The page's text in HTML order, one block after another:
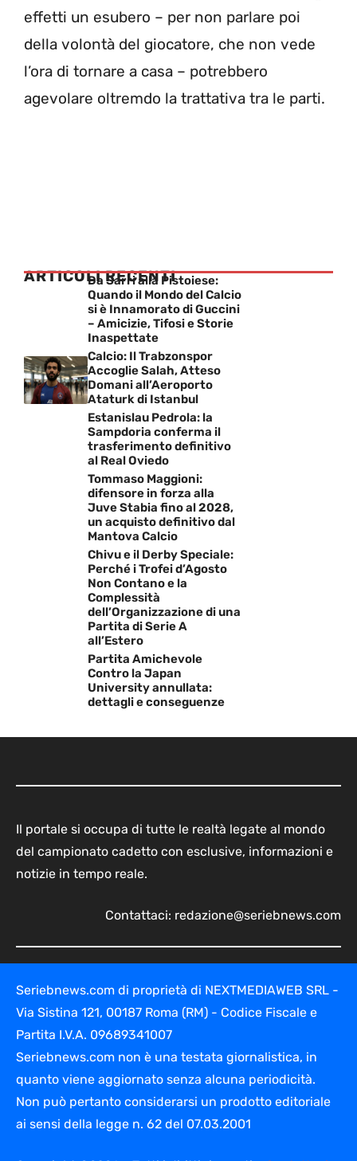
effetti un esubero – per non parlare poi
della volontà del giocatore, che non vede
l’ora di tornare a casa – potrebbero
agevolare oltremdo la trattativa tra le parti.
ARTICOLI RECENTI
Da Sarri alla Pistoiese:
Quando il Mondo del Calcio
si è Innamorato di Guccini
– Amicizie, Tifosi e Storie
Inaspettate
Calcio: Il Trabzonspor
Accoglie Salah, Atteso
Domani all’Aeroporto
Ataturk di Istanbul
Estanislau Pedrola: la
Sampdoria conferma il
trasferimento definitivo
al Real Oviedo
Tommaso Maggioni:
difensore in forza alla
Juve Stabia fino al 2028,
un acquisto definitivo dal
Mantova Calcio
Chivu e il Derby Speciale:
Perché i Trofei d’Agosto
Non Contano e la
Complessità
dell’Organizzazione di una
Partita di Serie A
all’Estero
Partita Amichevole
Contro la Japan
University annullata:
dettagli e conseguenze
Il portale si occupa di tutte le realtà legate al mondo
del campionato cadetto con esclusive, informazioni e
notizie in tempo reale.
Contattaci: redazione@seriebnews.com
Seriebnews.com di proprietà di NEXTMEDIAWEB SRL -
Via Sistina 121, 00187 Roma (RM) - Codice Fiscale e
Partita I.V.A. 09689341007
Seriebnews.com non è una testata giornalistica, in
quanto viene aggiornato senza alcuna periodicità.
Non può pertanto considerarsi un prodotto editoriale
ai sensi della legge n. 62 del 07.03.2001